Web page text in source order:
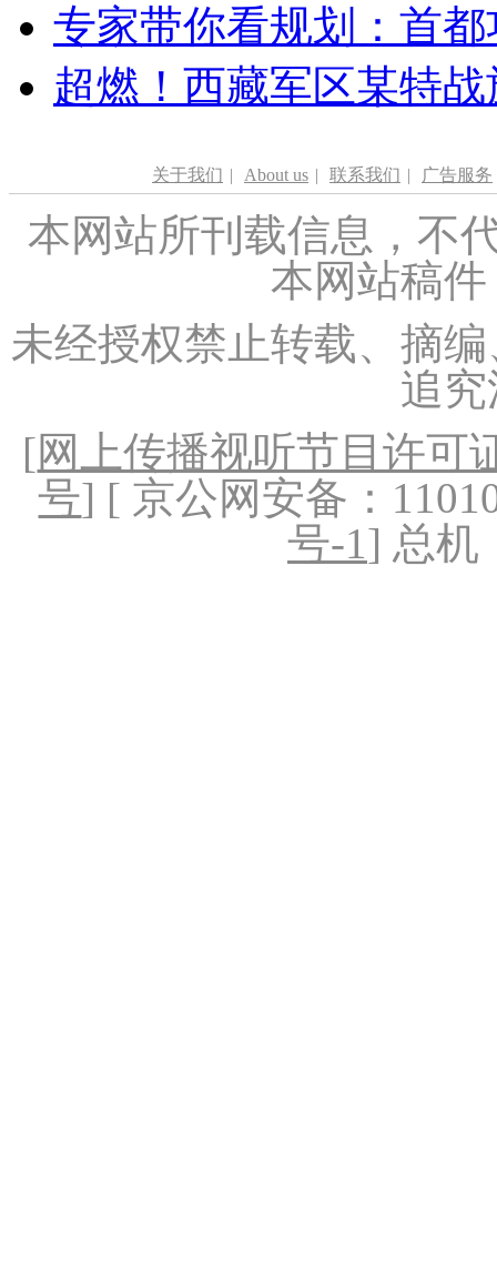
专家带你看规划：首
超燃！西藏军区某特
关于我们 | About us | 联系我们 | 广告服务
本网站所刊载信息，不
本网站稿
未经授权禁止转载、摘
追
[网上传播视听节目许可
号] [ 京公网安备：
号-1] 总机